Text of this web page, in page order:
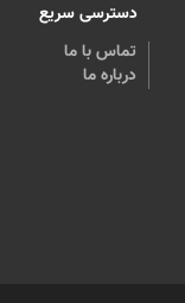
دسترسی سریع
تماس با ما
درباره ما